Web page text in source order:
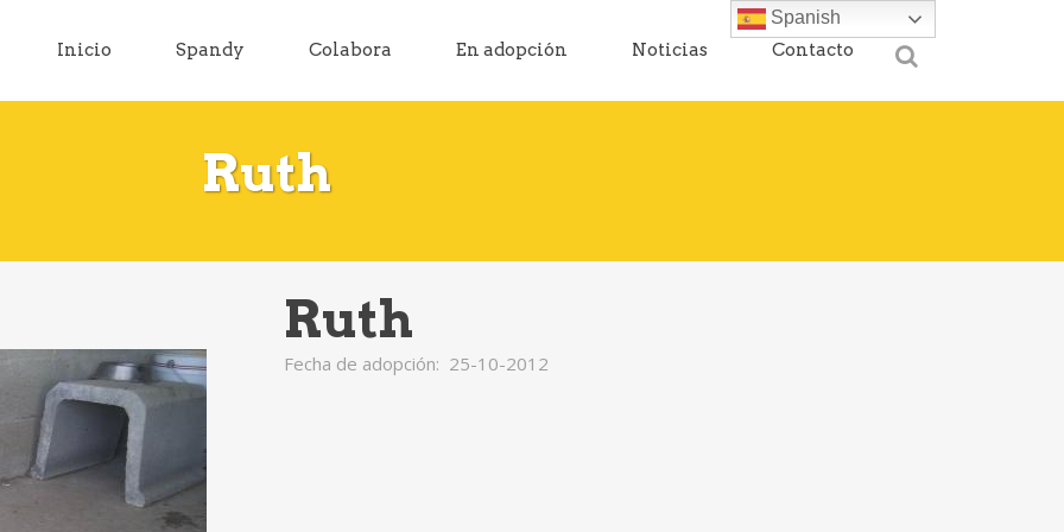
Inicio Spandy Colabora En adopción Noticias Contacto
Ruth
Ruth
Fecha de adopción: 25-10-2012
Spanish